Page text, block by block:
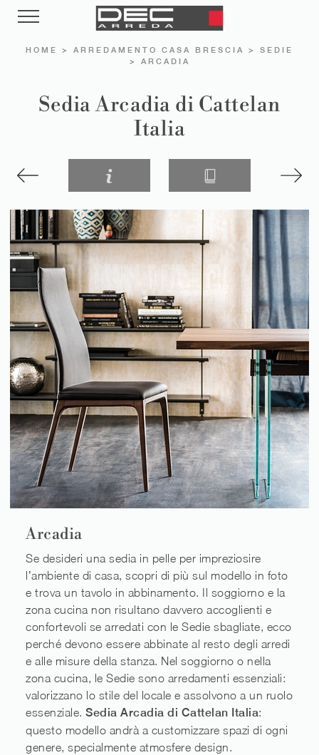
HOME > ARREDAMENTO CASA BRESCIA > SEDIE
> ARCADIA
Sedia Arcadia di Cattelan
Italia
Arcadia
Se desideri una sedia in pelle per impreziosire
l’ambiente di casa, scopri di più sul modello in foto
e trova un tavolo in abbinamento. Il soggiorno e la
zona cucina non risultano davvero accoglienti e
confortevoli se arredati con le Sedie sbagliate, ecco
perché devono essere abbinate al resto degli arredi
e alle misure della stanza. Nel soggiorno o nella
zona cucina, le Sedie sono arredamenti essenziali:
valorizzano lo stile del locale e assolvono a un ruolo
essenziale. Sedia Arcadia di Cattelan Italia:
questo modello andrà a customizzare spazi di ogni
genere, specialmente atmosfere design.